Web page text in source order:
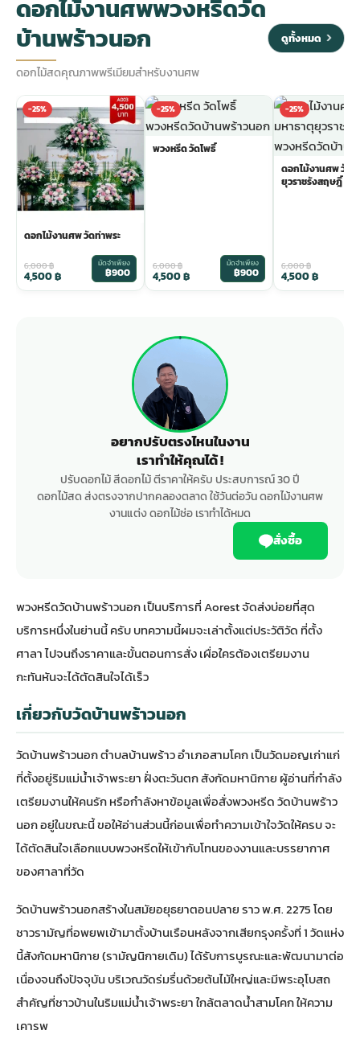
ดอกไม้งานศพพวงหรีดวัด
บ้านพร้าวนอก
ดอกไม้สดคุณภาพพรีเมียมสำหรับงานศพ
ดูทั้งหมด
-25%
ดอกไม้งานศพ วัดท่าพระ
6,000฿
4,500฿
มัดจำเพียง
฿900
-25%
พวงหรีด วัดโพธิ์
6,000฿
4,500฿
มัดจำเพียง
฿900
-25%
ดอกไม้งานศพ วัดม
ยุวราชรังสฤษฎิ์
6,000฿
4,500฿
อยากปรับตรงไหนในงาน
เราทำให้คุณได้ !
ปรับดอกไม้ สีดอกไม้ ตีราคาให้ครับ ประสบการณ์ 30 ปี
ดอกไม้สด ส่งตรงจากปากคลองตลาด ใช้วันต่อวัน ดอกไม้งานศพ
งานแต่ง ดอกไม้ช่อ เราทำได้หมด
สั่งซื้อ
พวงหรีดวัดบ้านพร้าวนอก เป็นบริการที่ Aorest จัดส่งบ่อยที่สุด
บริการหนึ่งในย่านนี้ ครับ บทความนี้ผมจะเล่าตั้งแต่ประวัติวัด ที่ตั้ง
ศาลา ไปจนถึงราคาและขั้นตอนการสั่ง เผื่อใครต้องเตรียมงาน
กะทันหันจะได้ตัดสินใจได้เร็ว
เกี่ยวกับวัดบ้านพร้าวนอก
วัดบ้านพร้าวนอก ตำบลบ้านพร้าว อำเภอสามโคก เป็นวัดมอญเก่าแก่
ที่ตั้งอยู่ริมแม่น้ำเจ้าพระยา ฝั่งตะวันตก สังกัดมหานิกาย ผู้อ่านที่กำลัง
เตรียมงานให้คนรัก หรือกำลังหาข้อมูลเพื่อสั่งพวงหรีด วัดบ้านพร้าว
นอก อยู่ในขณะนี้ ขอให้อ่านส่วนนี้ก่อนเพื่อทำความเข้าใจวัดให้ครบ จะ
ได้ตัดสินใจเลือกแบบพวงหรีดให้เข้ากับโทนของงานและบรรยากาศ
ของศาลาที่วัด
วัดบ้านพร้าวนอกสร้างในสมัยอยุธยาตอนปลาย ราว พ.ศ. 2275 โดย
ชาวรามัญที่อพยพเข้ามาตั้งบ้านเรือนหลังจากเสียกรุงครั้งที่ 1 วัดแห่ง
นี้สังกัดมหานิกาย (รามัญนิกายเดิม) ได้รับการบูรณะและพัฒนามาต่อ
เนื่องจนถึงปัจจุบัน บริเวณวัดร่มรื่นด้วยต้นไม้ใหญ่และมีพระอุโบสถ
สำคัญที่ชาวบ้านในริมแม่น้ำเจ้าพระยา ใกล้ตลาดน้ำสามโคก ให้ความ
เคารพ